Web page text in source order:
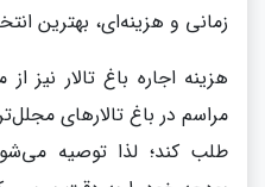
زمانی و هزینه‌ای، بهترین
هزینه اجاره باغ تالار نیز
مراسم در باغ تالارهای
طلب کند؛ لذا توصیه